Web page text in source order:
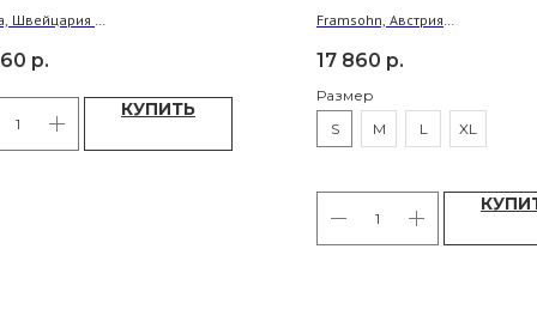
Швейцария
хлопок
р.
КУПИТЬ
Framsohn, Австрия
Размеры: S, M, L, XL
17 860 р.
Размер
S
M L XL